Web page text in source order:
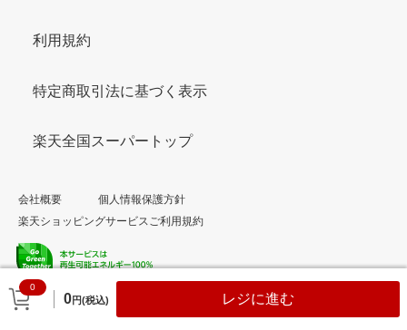
0
0円(税込) レジに進む
利用規約
特定商取引法に基づく表示
楽天全国スーパートップ
会社概要
個人情報保護方針
楽天ショッピングサービスご利用規約
© Rakuten Group, Inc.